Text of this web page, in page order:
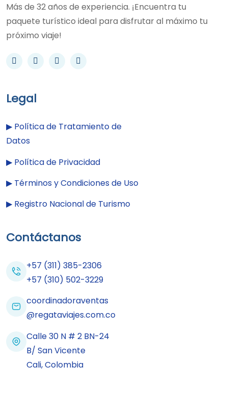
Más de 32 años de experiencia. ¡Encuentra tu
paquete turístico ideal para disfrutar al máximo tu
próximo viaje!
Legal
▶︎ Política de Tratamiento de
Datos
▶︎ Política de Privacidad
▶︎ Términos y Condiciones de Uso
▶︎ Registro Nacional de Turismo
Contáctanos
+57 (311) 385-2306
+57 (310) 502-3229
coordinadoraventas
@regataviajes.com.co
Calle 30 N # 2 BN-24
B/ San Vicente
Cali, Colombia